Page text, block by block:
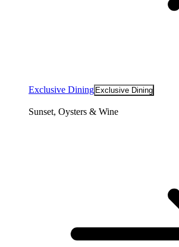
Exclusive Dining Exclusive Dining
Sunset, Oysters & Wine